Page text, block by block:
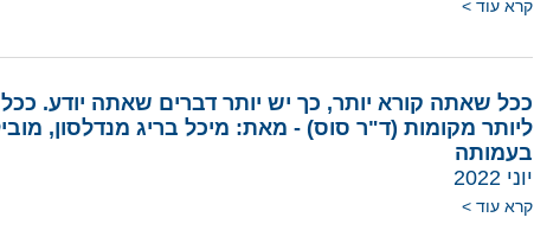
קרא עוד >
ככל שאתה קורא יותר, כך יש יותר דברים שאתה יודע.
ליותר מקומות (ד"ר סוס) - מאת: מיכל בריג מנדלסון,
בעמותה
יוני 2022
קרא עוד >